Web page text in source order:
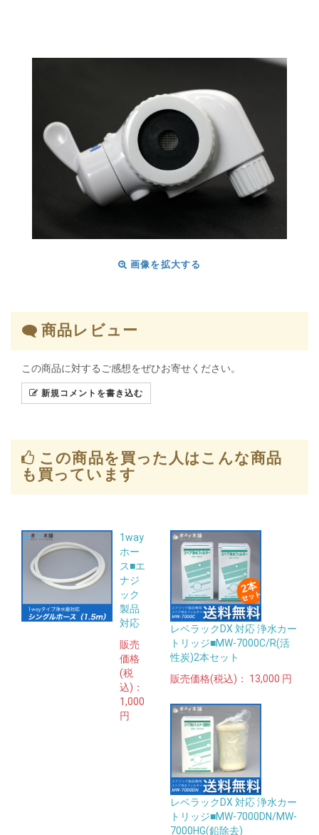
画像を拡大する
商品レビュー
この商品に対するご感想をぜひお寄せください。
新規コメントを書き込む
この商品を買った人はこんな商品
も買っています
1way
ホー
ス■エ
ナジ
ック
製品
対応
販売
価格
(税
込)：
1,000
円
レベラックDX 対応 浄水カー
トリッジ■MW-7000C/R(活
性炭)2本セット
販売価格(税込)：
13,000 円
レベラックDX 対応 浄水カー
トリッジ■MW-7000DN/MW-
7000HG(鉛除去)